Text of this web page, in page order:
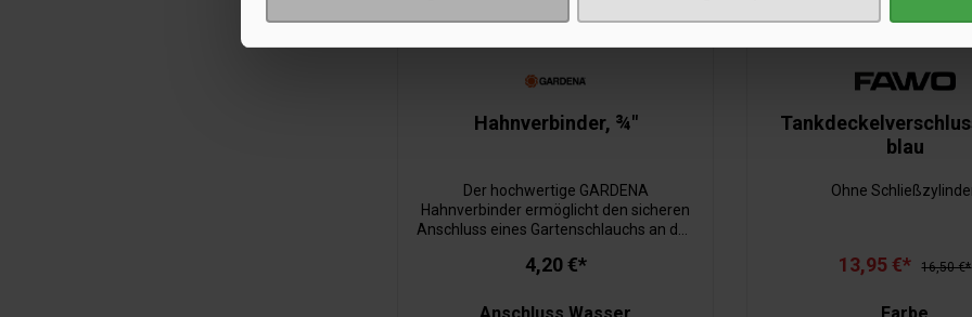
Hahnverbinder, ¾"
Der hochwertige GARDENA
Hahnverbinder ermöglicht den sicheren
Anschluss eines Gartenschlauchs an den
Herstellergarantie 5 Jahre.
4,20 €*
blau
Ohne
13,95 €* 16,50 €*